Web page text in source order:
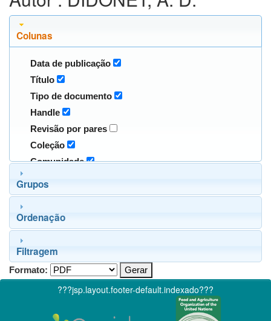
Colunas
Data de publicação
Título
Tipo de documento
Handle
Revisão por pares
Coleção
Comunidade
Grupos
Ordenação
Filtragem
Formato:
???jsp.layout.footer-default.indexado???